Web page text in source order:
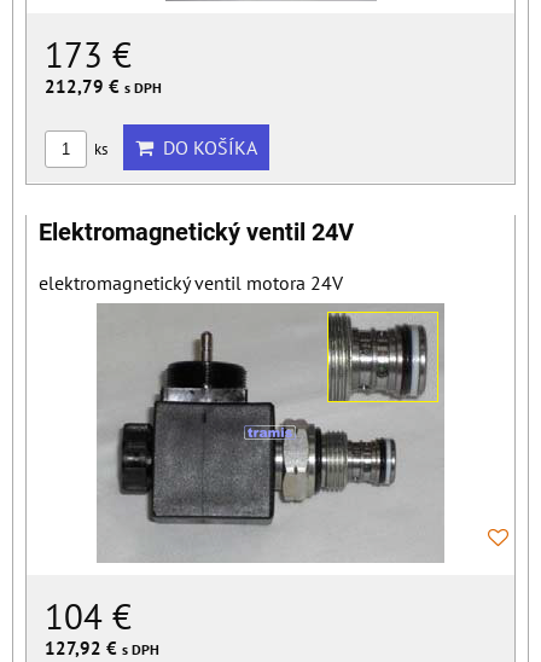
173 €
212,79 € s DPH
ks DO KOŠÍKA
Elektromagnetický ventil 24V
elektromagnetický ventil motora 24V
104 €
127,92 € s DPH